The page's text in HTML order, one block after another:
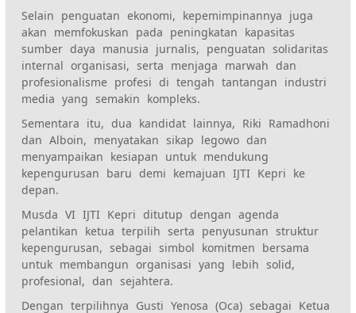
Selain penguatan ekonomi, kepemimpinannya juga
akan memfokuskan pada peningkatan kapasitas
sumber daya manusia jurnalis, penguatan solidaritas
internal organisasi, serta menjaga marwah dan
profesionalisme profesi di tengah tantangan industri
media yang semakin kompleks.
Sementara itu, dua kandidat lainnya, Riki Ramadhoni
dan Alboin, menyatakan sikap legowo dan
menyampaikan kesiapan untuk mendukung
kepengurusan baru demi kemajuan IJTI Kepri ke
depan.
Musda VI IJTI Kepri ditutup dengan agenda
pelantikan ketua terpilih serta penyusunan struktur
kepengurusan, sebagai simbol komitmen bersama
untuk membangun organisasi yang lebih solid,
profesional, dan sejahtera.
Dengan terpilihnya Gusti Yenosa (Oca) sebagai Ketua